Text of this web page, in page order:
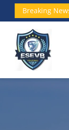
au
contenu
Breaking